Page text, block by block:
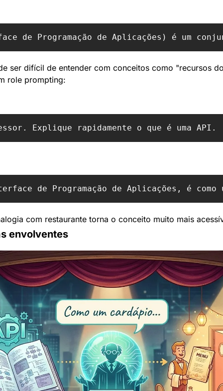
ser difícil de entender com conceitos como "recursos
role prompting:
com restaurante torna o conceito muito mais
envolventes